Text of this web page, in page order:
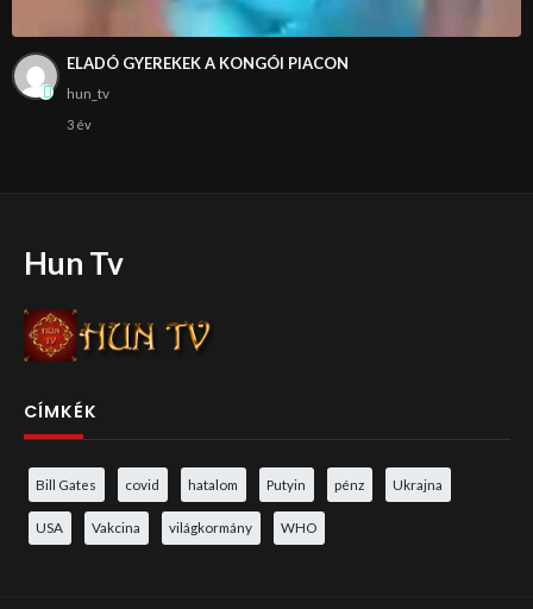
ELADÓ GYEREKEK A KONGÓI PIACON
hun_tv
3 év
Hun Tv
CÍMKÉK
Bill Gates covid hatalom Putyin pénz Ukrajna
USA Vakcina világkormány WHO